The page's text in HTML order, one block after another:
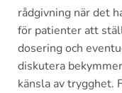
rådgivning när det
för patienter att
dosering och
diskutera
känsla av trygghet.